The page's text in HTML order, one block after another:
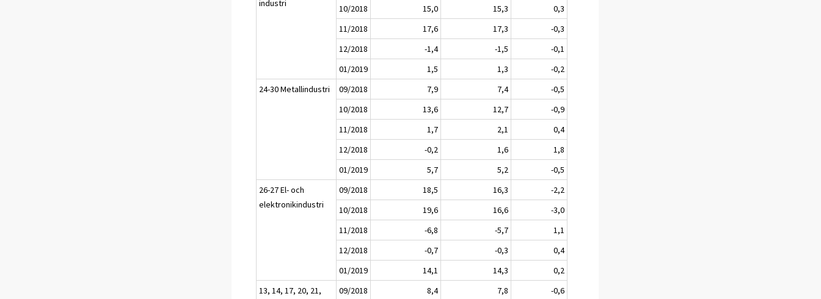
industri
10/2018
15,0 15,3
0,3
11/2018
17,6 17,3
-0,3
12/2018
-1,4 -1,5
-0,1
01/2019
1,5 1,3
-0,2
24-30 Metallindustri
09/2018 7,9 7,4
-0,5
10/2018
13,6 12,7
-0,9
11/2018
1,7 2,1
0,4
12/2018
-0,2 1,6
1,8
01/2019
5,7 5,2
-0,5
26-27 El- och
elektronikindustri
09/2018 18,5 16,3
-2,2
10/2018
19,6 16,6
-3,0
11/2018
-6,8 -5,7
1,1
12/2018
-0,7 -0,3
0,4
01/2019
14,1 14,3
0,2
13, 14, 17, 20, 21,
09/2018 8,4 7,8
-0,6